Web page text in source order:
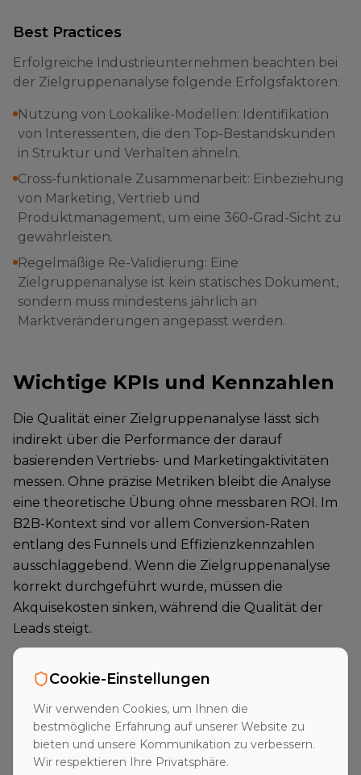
Best Practices
Erfolgreiche Industrieunternehmen beachten bei
der Zielgruppenanalyse folgende Erfolgsfaktoren:
Nutzung von Lookalike-Modellen: Identifikation
von Interessenten, die den Top-Bestandskunden
in Struktur und Verhalten ähneln.
Cross-funktionale Zusammenarbeit: Einbeziehung
von Marketing, Vertrieb und
Produktmanagement, um eine 360-Grad-Sicht zu
gewährleisten.
Regelmäßige Re-Validierung: Eine
Zielgruppenanalyse ist kein statisches Dokument,
sondern muss mindestens jährlich an
Marktveränderungen angepasst werden.
Wichtige KPIs und Kennzahlen
Die Qualität einer Zielgruppenanalyse lässt sich
indirekt über die Performance der darauf
basierenden Vertriebs- und Marketingaktivitäten
messen. Ohne präzise Metriken bleibt die Analyse
eine theoretische Übung ohne messbaren ROI. Im
B2B-Kontext sind vor allem Conversion-Raten
entlang des Funnels und Effizienzkennzahlen
ausschlaggebend. Wenn die Zielgruppenanalyse
korrekt durchgeführt wurde, müssen die
Akquisekosten sinken, während die Qualität der
Leads steigt.
Zentrale Kennzahlen
Folgende Metriken sollten zur Bewertung der
Zielgruppenpräzision herangezogen werden:
Lead-to-Opportunity Ratio: Ein Benchmark von
über 20 % deutet auf eine sehr genaue
Cookie-Einstellungen
Wir verwenden Cookies, um Ihnen die
bestmögliche Erfahrung auf unserer Website zu
bieten und unsere Kommunikation zu verbessern.
Wir respektieren Ihre Privatsphäre.